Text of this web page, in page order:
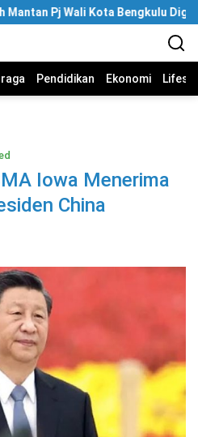
Wali Kota Bengkulu Digeledah
Pendidikan Ekonomi
Iowa Menerima
China